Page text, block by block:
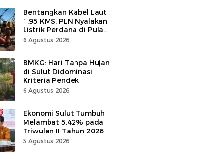
Bentangkan Kabel Laut
1,95 KMS, PLN Nyalakan
Listrik Perdana di Pulau
Dudepo, Desa Berlistrik
6 Agustus 2026
BMKG: Hari Tanpa Hujan
di Sulut Didominasi
Kriteria Pendek
6 Agustus 2026
Ekonomi Sulut Tumbuh
Melambat 5,42% pada
Triwulan II Tahun 2026
5 Agustus 2026